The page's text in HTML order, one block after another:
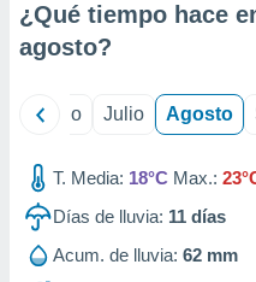
publicidad
1199
¿Qué tiempo hace
agosto?
Junio Julio Agosto
T. Media: 18°C Max.:
Días de lluvia: 11 días
Acum. de lluvia: 62 mm